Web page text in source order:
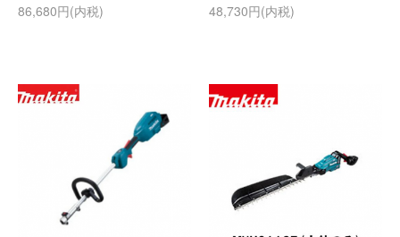
86,680円(内税)
48,730円(内税)